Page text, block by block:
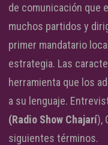
de comunicación que
muchos partidos y
primer mandatario
estrategia. Las
herramienta que los
a su lenguaje.
(Radio Show Chajarí),
siguientes términos.